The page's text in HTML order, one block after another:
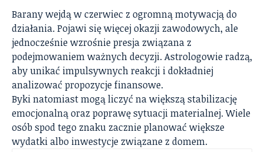
Barany wejdą w czerwiec z ogromną motywacją do
działania. Pojawi się więcej okazji zawodowych, ale
jednocześnie wzrośnie presja związana z
podejmowaniem ważnych decyzji. Astrologowie radzą,
aby unikać impulsywnych reakcji i dokładniej
analizować propozycje finansowe.
Byki natomiast mogą liczyć na większą stabilizację
emocjonalną oraz poprawę sytuacji materialnej. Wiele
osób spod tego znaku zacznie planować większe
wydatki albo inwestycje związane z domem.